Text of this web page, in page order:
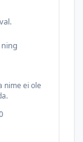
nime ei ole